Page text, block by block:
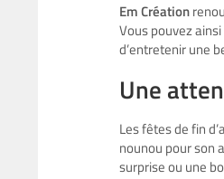
Em Création
Vous pouvez
d’entretenir une
Une
Les fêtes de fin
nounou pour son
surprise ou une